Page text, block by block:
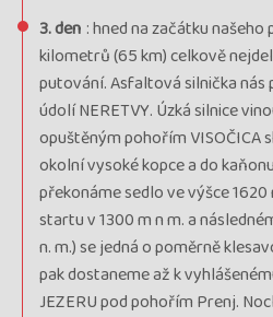
3. den : hned na začátku
kilometrů (65 km) celkově
putování. Asfaltová silnička
údolí NERETVY. Úzká silnice
opuštěným pohořím VISOČICA
okolní vysoké kopce a do
překonáme sedlo ve výšce 1620
startu v 1300 m n m. a
n. m.) se jedná o poměrně
pak dostaneme až k
JEZERU pod pohořím Prenj.